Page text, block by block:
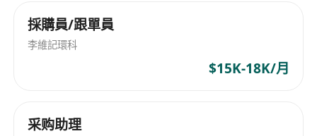
採購員/跟單員
李維記環科
$15K-18K/月
采购助理